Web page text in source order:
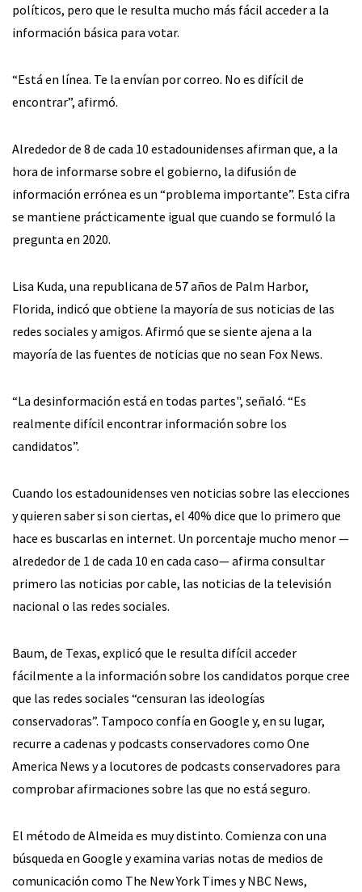
políticos, pero que le resulta mucho más fácil acceder a la
información básica para votar.
“Está en línea. Te la envían por correo. No es difícil de
encontrar”, afirmó.
Alrededor de 8 de cada 10 estadounidenses afirman que, a la
hora de informarse sobre el gobierno, la difusión de
información errónea es un “problema importante”. Esta cifra
se mantiene prácticamente igual que cuando se formuló la
pregunta en 2020.
Lisa Kuda, una republicana de 57 años de Palm Harbor,
Florida, indicó que obtiene la mayoría de sus noticias de las
redes sociales y amigos. Afirmó que se siente ajena a la
mayoría de las fuentes de noticias que no sean Fox News.
“La desinformación está en todas partes", señaló. “Es
realmente difícil encontrar información sobre los
candidatos”.
Cuando los estadounidenses ven noticias sobre las elecciones
y quieren saber si son ciertas, el 40% dice que lo primero que
hace es buscarlas en internet. Un porcentaje mucho menor —
alrededor de 1 de cada 10 en cada caso— afirma consultar
primero las noticias por cable, las noticias de la televisión
nacional o las redes sociales.
Baum, de Texas, explicó que le resulta difícil acceder
fácilmente a la información sobre los candidatos porque cree
que las redes sociales “censuran las ideologías
conservadoras”. Tampoco confía en Google y, en su lugar,
recurre a cadenas y podcasts conservadores como One
America News y a locutores de podcasts conservadores para
comprobar afirmaciones sobre las que no está seguro.
El método de Almeida es muy distinto. Comienza con una
búsqueda en Google y examina varias notas de medios de
comunicación como The New York Times y NBC News,